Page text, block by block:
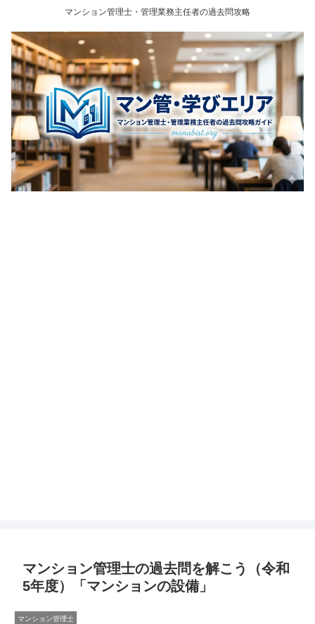
マンション管理士・管理業務主任者の過去問攻略
マンション管理士の過去問を解こう（令和
5年度）「マンションの設備」
マンション管理士